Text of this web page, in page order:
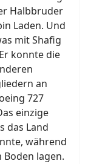
Halbbruder
Laden. Und
mit Shafig
konnte die
an
727
einzige
das Land
während
Boden lagen.